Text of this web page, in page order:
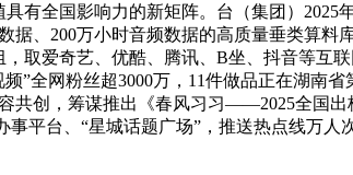
有全国影响力的新矩阵。台（集团）
据、200万小时音频数据的高质量垂类算
取爱奇艺、优酷、腾讯、B坐、抖音等互
”全网粉丝超3000万，11件做品正在湖
共创，筹谋推出《春风习习——2025全国
事平台、“星城话题广场”，推送热点线万